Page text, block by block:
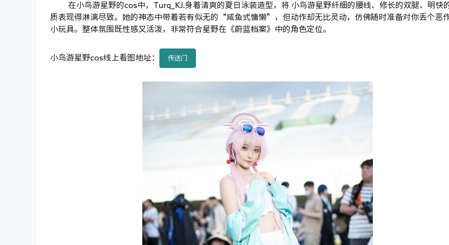
在小鸟游星野的cos中，Turq_KJ.身着清爽的夏日泳装造型，将 小鸟游星野纤细的腰线、修长的双腿、明快
质表现得淋漓尽致。她的神态中带着若有似无的“咸鱼式慵懒”，但动作却无比灵动，仿佛随时准备对你丢个恶
小玩具。整体氛围既性感又活泼，非常符合星野在《蔚蓝档案》中的角色定位。
小鸟游星野cos线上看图地址： 传送门